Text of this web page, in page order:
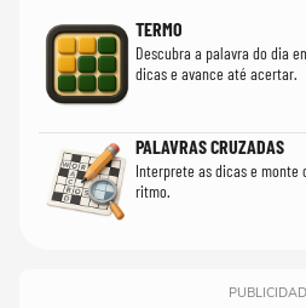
TERMO
Descubra a palavra do dia
dicas e avance até acertar.
PALAVRAS CRUZADAS
Interprete as dicas e
ritmo.